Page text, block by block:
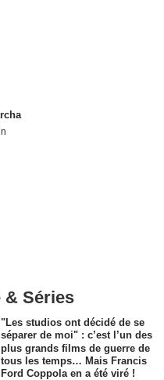
& Séries
"Les studios ont décidé de se
séparer de moi" : c’est l’un des
plus grands films de guerre de
tous les temps… Mais Francis
Ford Coppola en a été viré !